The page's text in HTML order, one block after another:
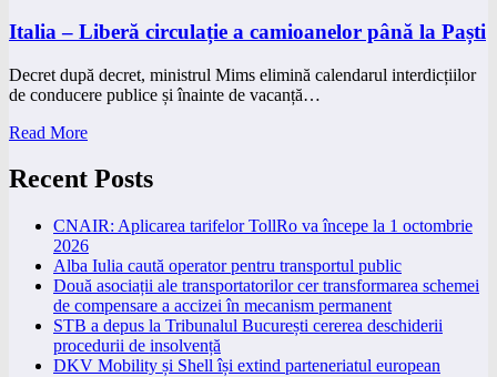
Italia – Liberă circulație a camioanelor până la Paști
Decret după decret, ministrul Mims elimină calendarul interdicțiilor
de conducere publice și înainte de vacanță…
Read More
Recent Posts
CNAIR: Aplicarea tarifelor TollRo va începe la 1 octombrie
2026
Alba Iulia caută operator pentru transportul public
Două asociații ale transportatorilor cer transformarea schemei
de compensare a accizei în mecanism permanent
STB a depus la Tribunalul București cererea deschiderii
procedurii de insolvență
DKV Mobility și Shell își extind parteneriatul european